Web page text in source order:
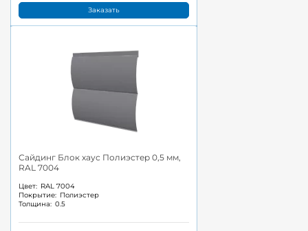
Заказать
Сайдинг Блок хаус Полиэстер 0,5 мм,
RAL 7004
Цвет: RAL 7004
Покрытие: Полиэстер
Толщина: 0.5